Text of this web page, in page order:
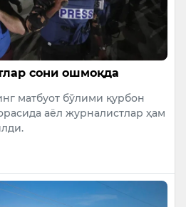
сони ошмоқда
матбуот бўлими қурбон
аёл журналистлар ҳам